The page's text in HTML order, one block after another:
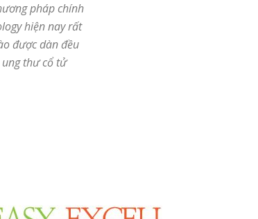
pháp chính
hiện nay rất
được dàn đều
ung thư cổ tử